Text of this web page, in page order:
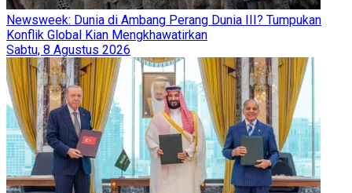
Newsweek: Dunia di Ambang Perang Dunia III? Tumpukan
Konflik Global Kian Mengkhawatirkan
Sabtu, 8 Agustus 2026